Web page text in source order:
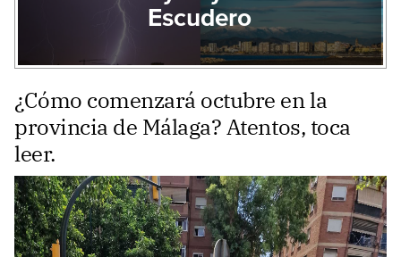
Escudero
¿Cómo comenzará octubre en la
provincia de Málaga? Atentos, toca
leer.